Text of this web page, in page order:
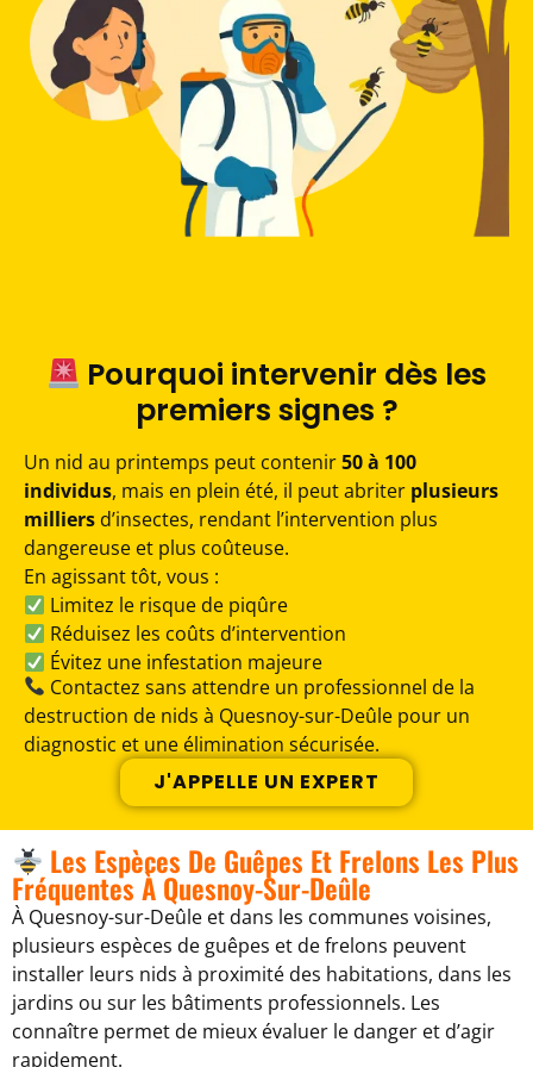
Pourquoi intervenir dès les
premiers signes ?
Un nid au printemps peut contenir50 à 100
individus, mais en plein été, il peut abriter plusieurs
milliers d’insectes, rendant l’intervention plus
dangereuse et plus coûteuse.
En agissant tôt, vous :
Limitez le risque de piqûre
Réduisez les coûts d’intervention
Évitez une infestation majeure
Contactez sans attendre un professionnel de la
destruction de nids à Quesnoy-sur-Deûle pour un
diagnostic et une élimination sécurisée.
J'APPELLE UN EXPERT
Les Espèces De Guêpes Et Frelons Les Plus
Fréquentes À Quesnoy-Sur-Deûle
À Quesnoy-sur-Deûle et dans les communes voisines,
plusieurs espèces de guêpes et de frelons peuvent
installer leurs nids à proximité des habitations, dans les
jardins ou sur les bâtiments professionnels. Les
connaître permet de mieux évaluer le danger et d’agir
rapidement.